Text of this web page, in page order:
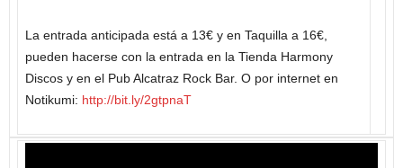
La entrada anticipada está a 13€ y en Taquilla a 16€,
pueden hacerse con la entrada en la Tienda Harmony
Discos y en el Pub Alcatraz Rock Bar. O por internet en
Notikumi: http://bit.ly/2gtpnaT